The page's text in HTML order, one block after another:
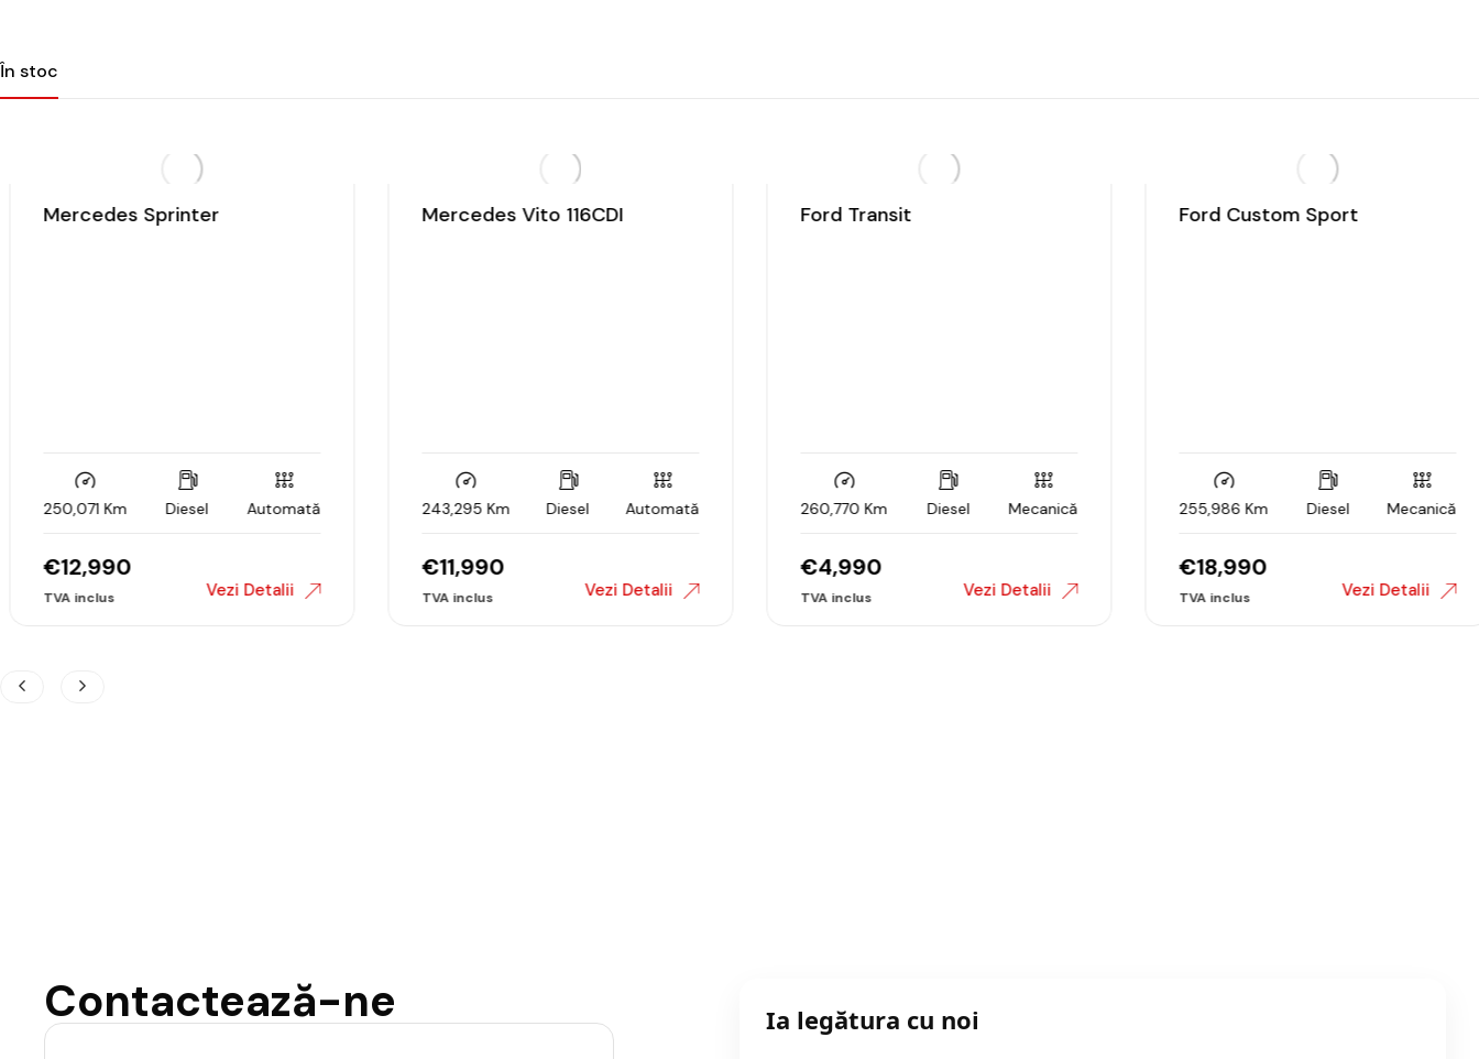
În stoc
Mercedes Sprinter
250,071 Km Diesel Automată
€12,990
Vezi Detalii
Mercedes Vito 116CDI
243,295 Km Diesel Automată
€11,990
Vezi Detalii
Ford Transit
260,770 Km Diesel Mecanică
€4,990
Vezi Detalii
Ford Custom Sport
255,986 Km Diesel Mecanică
€18,990
Vezi Detalii
Contactează-ne Ia legătura cu noi